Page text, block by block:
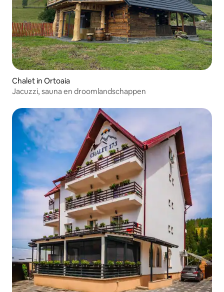
Chalet in Ortoaia
Jacuzzi, sauna en droomlandschappen